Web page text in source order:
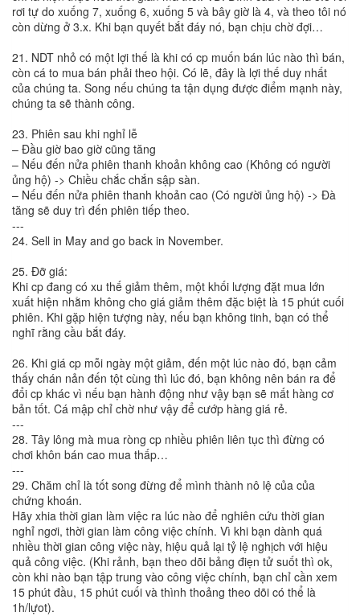
rơi tự do xuống 7, xuống 6, xuống 5 và bây giờ là 4, và theo tôi nó
còn dừng ở 3.x. Khi bạn quyết bắt đáy nó, bạn chịu chờ đợi…
21. NDT nhỏ có một lợi thế là khi có cp muốn bán lúc nào thì bán,
còn cá to mua bán phải theo hội. Có lẽ, đây là lợi thế duy nhất
của chúng ta. Song nếu chúng ta tận dụng được điểm mạnh này,
chúng ta sẽ thành công.
23. Phiên sau khi nghỉ lễ
– Đầu giờ bao giờ cũng tăng
– Nếu đến nửa phiên thanh khoản không cao (Không có người
ủng hộ) -> Chiều chắc chắn sập sàn.
– Nếu đến nửa phiên thanh khoản cao (Có người ủng hộ) -> Đà
tăng sẽ duy trì đến phiên tiếp theo.
---
24. Sell in May and go back in November.
25. Đỡ giá:
Khi cp đang có xu thế giảm thêm, một khối lượng đặt mua lớn
xuất hiện nhằm không cho giá giảm thêm đặc biệt là 15 phút cuối
phiên. Khi gặp hiện tượng này, nếu bạn không tinh, bạn có thể
nghĩ rằng cầu bắt đáy.
26. Khi giá cp mỗi ngày một giảm, đến một lúc nào đó, bạn cảm
thấy chán nản đến tột cùng thì lúc đó, bạn không nên bán ra để
đổi cp khác vì nếu bạn hành động như vậy bạn sẽ mất hàng cơ
bản tốt. Cá mập chỉ chờ như vậy để cướp hàng giá rẻ.
---
28. Tây lông mà mua ròng cp nhiều phiên liên tục thì đừng có
chơi khôn bán cao mua thấp…
---
29. Chăm chỉ là tốt song đừng để mình thành nô lệ của của
chứng khoán.
Hãy xhia thời gian làm việc ra lúc nào để nghiên cứu thời gian
nghỉ ngơi, thời gian làm công việc chính. Vì khi bạn dành quá
nhiều thời gian công việc này, hiệu quả lại tỷ lệ nghịch với hiệu
quả công việc. (Khi rảnh, bạn theo dõi bảng điẹn tử suốt thì ok,
còn khi nào bạn tập trung vào công việc chính, bạn chỉ cần xem
15 phút đầu, 15 phút cuối và thình thoảng theo dõi có thể là
1h/lựot).